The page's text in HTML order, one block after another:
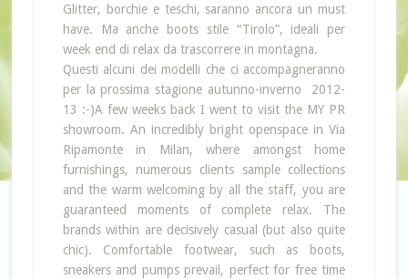
Glitter, borchie e teschi, saranno ancora un must
have. Ma anche boots stile “Tirolo”, ideali per
week end di relax da trascorrere in montagna.
Questi alcuni dei modelli che ci accompagneranno
per la prossima stagione autunno-inverno 2012-
13 :-)A few weeks back I went to visit the MY PR
showroom. An incredibly bright openspace in Via
Ripamonte in Milan, where amongst home
furnishings, numerous clients sample collections
and the warm welcoming by all the staff, you are
guaranteed moments of complete relax. The
brands within are decisively casual (but also quite
chic). Comfortable footwear, such as boots,
sneakers and pumps prevail, perfect for free time